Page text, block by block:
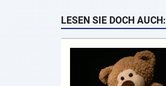
LESEN SIE DOCH AUCH: